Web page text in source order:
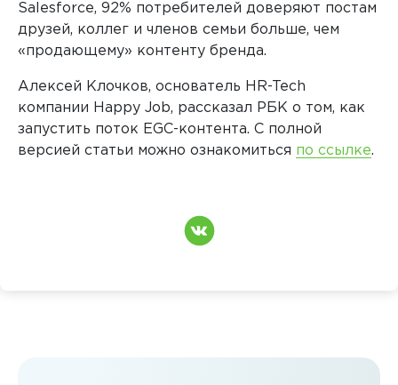
Salesforce, 92% потребителей доверяют постам
друзей, коллег и членов семьи больше, чем
«продающему» контенту бренда.
Алексей Клочков, основатель HR-Tech
компании Happy Job, рассказал РБК о том, как
запустить поток EGC-контента. С полной
версией статьи можно ознакомиться по ссылке.